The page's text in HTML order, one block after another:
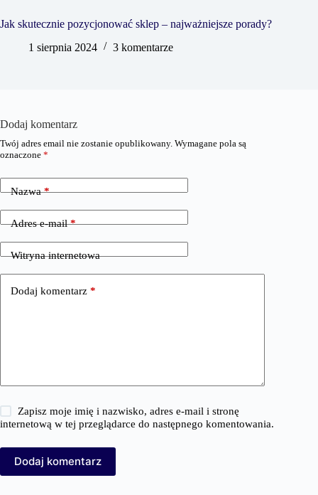
Jak skutecznie pozycjonować sklep – najważniejsze porady?
1 sierpnia 2024
3 komentarze
Dodaj komentarz
Twój adres email nie zostanie opublikowany. Wymagane pola są
oznaczone *
Nazwa*
Adres e-mail*
Witryna internetowa
Dodaj komentarz *
Zapisz moje imię i nazwisko, adres e-mail i stronę
internetową w tej przeglądarce do następnego komentowania.
Dodaj komentarz